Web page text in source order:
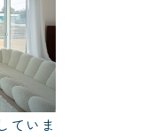
ていま